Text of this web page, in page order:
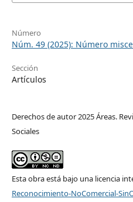
Número
Núm. 49 (2025): Número
Sección
Artículos
Derechos de autor 2025 Áreas.
Sociales
Esta obra está bajo una licencia
Reconocimiento-NoComercial-